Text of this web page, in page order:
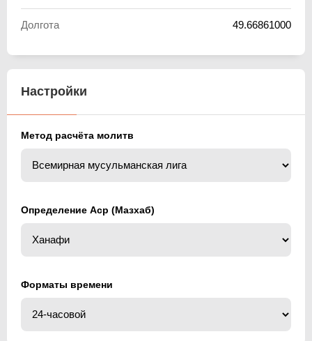
Долгота 49.66861000
Настройки
Метод расчёта молитв
Определение Аср (Мазхаб)
Форматы времени